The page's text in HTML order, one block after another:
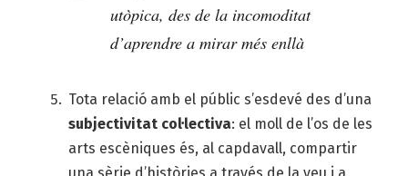
utòpica, des de la incomoditat
d’aprendre a mirar més enllà
Tota relació amb el públic s’esdevé des d’una
subjectivitat col·lectiva: el moll de l’os de les
arts escèniques és, al capdavall, compartir